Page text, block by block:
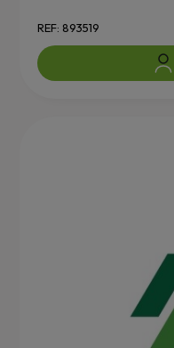
REF: 893519